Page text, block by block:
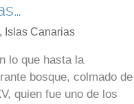
, Islas Canarias
lo que hasta la
bosque, colmado de
quien fue uno de los